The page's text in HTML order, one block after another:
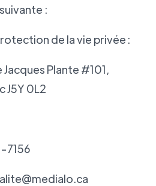
:
de la vie privée :
Plante #101,
J5Y 0L2
7156